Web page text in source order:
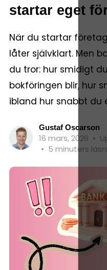
startar eget
När du startar
låter självklart. Men
du tror: hur smidigt
bokföringen blir, hur
ibland hur snabbt du
Gustaf Oscarson
16 mars, 2026 •
• 5 minuters